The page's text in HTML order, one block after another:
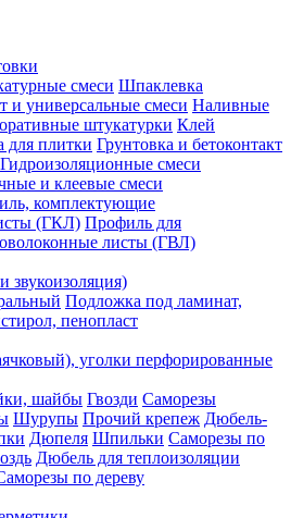
смеси Шпаклевка
и универсальные смеси Наливные
штукатурки Клей
для плитки Грунтовка и бетоконтакт
Гидроизоляционные смеси
и клеевые смеси
комплектующие
(ГКЛ) Профиль для
листы (ГВЛ)
звукоизоляция)
Подложка под ламинат,
пенопласт
уголки перфорированные
шайбы Гвозди Саморезы
Шурупы Прочий крепеж Дюбель-
Дюпеля Шпильки Саморезы по
Дюбель для теплоизоляции
по дереву